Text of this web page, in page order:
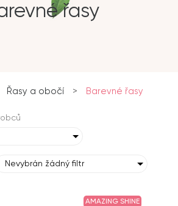
řasy
Řasy a obočí > Barevné řasy
Nevybrán žádný filtr
AMAZING SHINE